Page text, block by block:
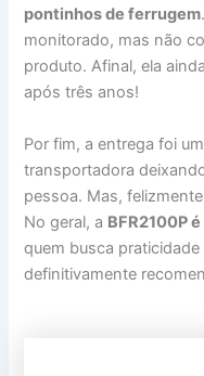
pontinhos de ferrugem
monitorado, mas não
produto. Afinal, ela
após três anos!
Por fim, a entrega foi
transportadora
pessoa. Mas,
No geral, a BFR2100P
quem busca
definitivamente